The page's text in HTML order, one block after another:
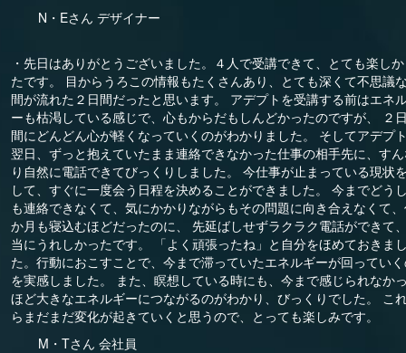
N・Eさん デザイナー
・先日はありがとうございました。４人で受講できて、とても楽し
たです。 目からうろこの情報もたくさんあり、とても深くて不思議
間が流れた２日間だったと思います。 アデプトを受講する前はエネ
ーも枯渇している感じで、心もからだもしんどかったのですが、 ２
間にどんどん心が軽くなっていくのがわかりました。 そしてアデプ
翌日、ずっと抱えていたまま連絡できなかった仕事の相手先に、す
り自然に電話できてびっくりしました。 今仕事が止まっている現状
して、すぐに一度会う日程を決めることができました。 今までどう
も連絡できなくて、気にかかりながらもその問題に向き合えなくて
か月も寝込むほどだったのに、 先延ばしせずラクラク電話ができて
当にうれしかったです。 「よく頑張ったね」と自分をほめておきま
た。行動におこすことで、今まで滞っていたエネルギーが回ってい
を実感しました。 また、瞑想している時にも、今まで感じられなか
ほど大きなエネルギーにつながるのがわかり、びっくりでした。 こ
らまだまだ変化が起きていくと思うので、とっても楽しみです。
M・Tさん 会社員